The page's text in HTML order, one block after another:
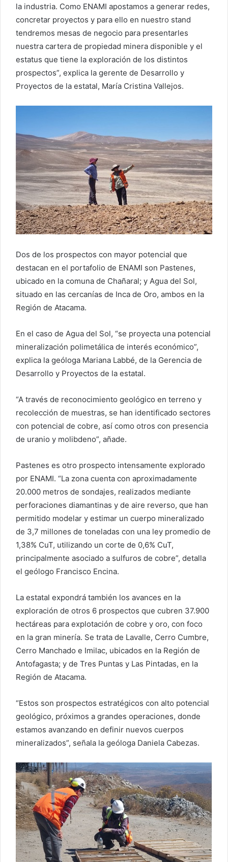
la industria. Como ENAMI apostamos a generar redes,
concretar proyectos y para ello en nuestro stand
tendremos mesas de negocio para presentarles
nuestra cartera de propiedad minera disponible y el
estatus que tiene la exploración de los distintos
prospectos”, explica la gerente de Desarrollo y
Proyectos de la estatal, María Cristina Vallejos.
Dos de los prospectos con mayor potencial que
destacan en el portafolio de ENAMI son Pastenes,
ubicado en la comuna de Chañaral; y Agua del Sol,
situado en las cercanías de Inca de Oro, ambos en la
Región de Atacama.
En el caso de Agua del Sol, “se proyecta una potencial
mineralización polimetálica de interés económico”,
explica la geóloga Mariana Labbé, de la Gerencia de
Desarrollo y Proyectos de la estatal.
“A través de reconocimiento geológico en terreno y
recolección de muestras, se han identificado sectores
con potencial de cobre, así como otros con presencia
de uranio y molibdeno”, añade.
Pastenes es otro prospecto intensamente explorado
por ENAMI. “La zona cuenta con aproximadamente
20.000 metros de sondajes, realizados mediante
perforaciones diamantinas y de aire reverso, que han
permitido modelar y estimar un cuerpo mineralizado
de 3,7 millones de toneladas con una ley promedio de
1,38% CuT, utilizando un corte de 0,6% CuT,
principalmente asociado a sulfuros de cobre”, detalla
el geólogo Francisco Encina.
La estatal expondrá también los avances en la
exploración de otros 6 prospectos que cubren 37.900
hectáreas para explotación de cobre y oro, con foco
en la gran minería. Se trata de Lavalle, Cerro Cumbre,
Cerro Manchado e Imilac, ubicados en la Región de
Antofagasta; y de Tres Puntas y Las Pintadas, en la
Región de Atacama.
“Estos son prospectos estratégicos con alto potencial
geológico, próximos a grandes operaciones, donde
estamos avanzando en definir nuevos cuerpos
mineralizados”, señala la geóloga Daniela Cabezas.